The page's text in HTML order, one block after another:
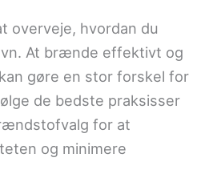
overveje, hvordan du
At brænde effektivt og
gøre en stor forskel for
de bedste praksisser
for at
og minimere